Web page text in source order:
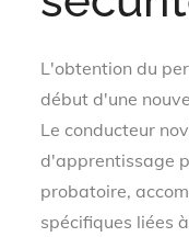
L'obtention du
début d'une
Le conducteur
d'apprentissage
probatoire,
spécifiques liées